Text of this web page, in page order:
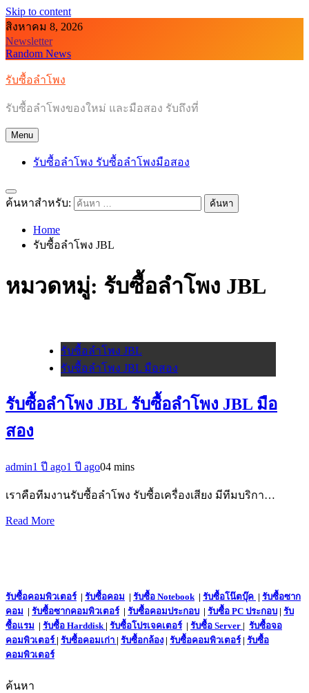
Skip to content
สิงหาคม 8, 2026
Newsletter
Random News
รับซื้อลำโพง
รับซื้อลำโพงของใหม่ และมือสอง รับถึงที่
Menu
รับซื้อลำโพง รับซื้อลำโพงมือสอง
ค้นหาสำหรับ:
Home
รับซื้อลำโพง JBL
หมวดหมู่: รับซื้อลำโพง JBL
รับซื้อลำโพง JBL
รับซื้อลำโพง JBL มือสอง
รับซื้อลำโพง JBL รับซื้อลำโพง JBL มือ
สอง
admin1 ปี ago1 ปี ago04 mins
เราคือทีมงานรับซื้อลำโพง รับซื้อเครื่องเสียง มีทีมบริกา…
Read More
รับซื้อคอมพิวเตอร์| รับซื้อคอม | รับซื้อ Notebook | รับซื้อโน๊ตบุ๊ค | รับซื้อซาก
คอม | รับซื้อซากคอมพิวเตอร์| รับซื้อคอมประกอบ | รับซื้อ PC ประกอบ | รับ
ซื้อแรม | รับซื้อ Harddisk | รับซื้อโปรเจคเตอร์| รับซื้อ Server | รับซื้อจอ
คอมพิวเตอร์ | รับซื้อคอมเก่า | รับซื้อกล้อง | รับซื้อคอมพิวเตอร์| รับซื้อ
คอมพิวเตอร์
ค้นหา